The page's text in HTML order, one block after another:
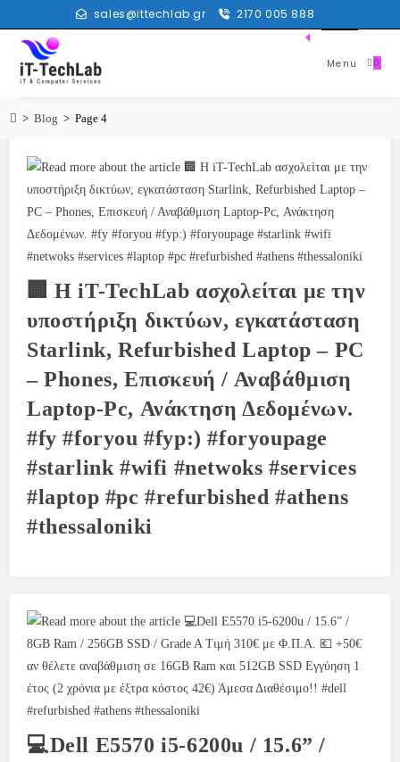
sales@ittechlab.gr 2170 005 888
0
Menu
> Blog > Page 4
🏢 Η iT-TechLab ασχολείται με την
υποστήριξη δικτύων, εγκατάσταση
Starlink, Refurbished Laptop – PC
– Phones, Επισκευή / Αναβάθμιση
Laptop-Pc, Ανάκτηση Δεδομένων.
#fy #foryou #fyp:) #foryoupage
#starlink #wifi #netwoks #services
#laptop #pc #refurbished #athens
#thessaloniki
💻Dell E5570 i5-6200u / 15.6” /